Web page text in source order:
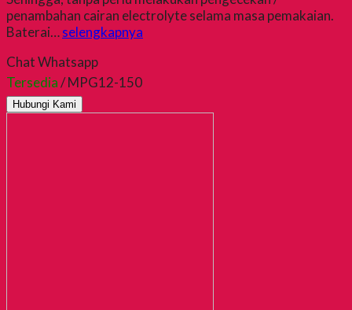
penambahan cairan electrolyte selama masa pemakaian.
Baterai…selengkapnya
Chat Whatsapp
Tersedia/ MPG12-150
Hubungi Kami